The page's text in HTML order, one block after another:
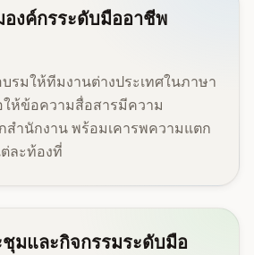
งค์กรระดับมืออาชีพ
รมให้ทีมงานต่างประเทศในภาษา
ให้ข้อความสื่อสารมีความ
ำนักงาน พร้อมเคารพความแตก
ละท้องที่
มและกิจกรรมระดับมือ